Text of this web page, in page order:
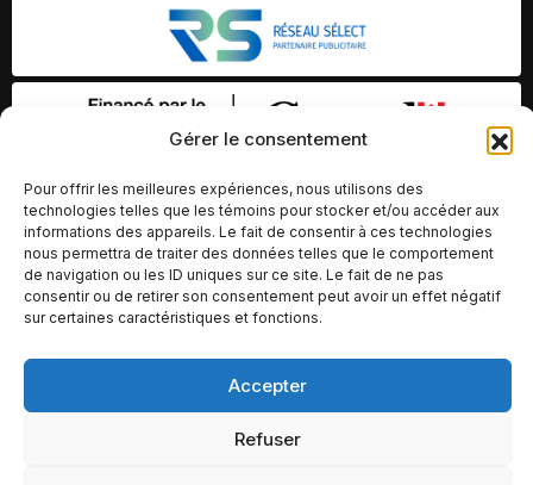
Gérer le consentement
Pour offrir les meilleures expériences, nous utilisons des
technologies telles que les témoins pour stocker et/ou accéder aux
informations des appareils. Le fait de consentir à ces technologies
nous permettra de traiter des données telles que le comportement
de navigation ou les ID uniques sur ce site. Le fait de ne pas
consentir ou de retirer son consentement peut avoir un effet négatif
sur certaines caractéristiques et fonctions.
Accepter
Refuser
© Copyright 2026 – Altomédia Inc |
Ce site internet a été conçu et développé par Chameleon Ideas